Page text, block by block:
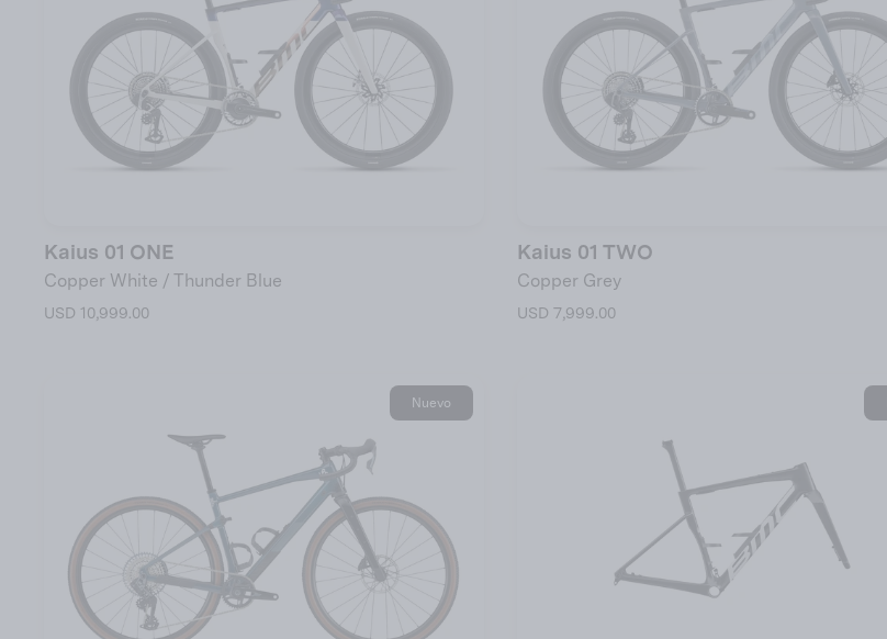
Kaius 01 ONE
Copper White / Thunder Blue
USD 10,999.00
Kaius 01 TWO
Copper Grey
USD 7,999.00
Nuevo